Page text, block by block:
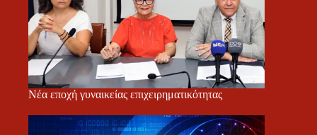
Νέα εποχή γυναικείας επιχειρηματικότητας